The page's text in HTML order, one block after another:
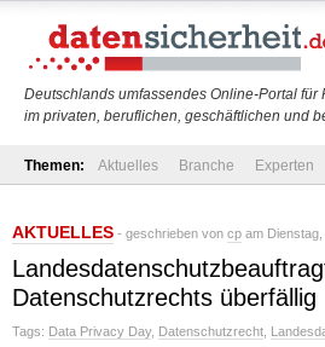
Deutschlands umfassendes Online-Portal für
im privaten, beruflichen, geschäftlichen und
Themen: Aktuelles Branche Experten
AKTUELLES - geschrieben von cp am
Datenschutzrechts überfällig
Tags: Data Privacy Day, Datenschutzrecht